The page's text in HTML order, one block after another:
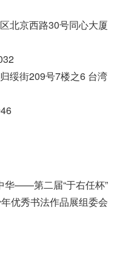
北京西路30号同心大厦
绥街209号7楼之6 台湾
华——第二届“于右任杯”
优秀书法作品展组委会